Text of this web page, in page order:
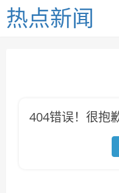
热点新闻
404错误！很抱